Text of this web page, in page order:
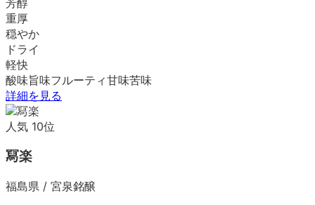
重厚
穏やか
ドライ
軽快
酸味旨味フルーティ甘味苦味
詳細を見る
人気 10位
冩楽
福島県 / 宮泉銘醸